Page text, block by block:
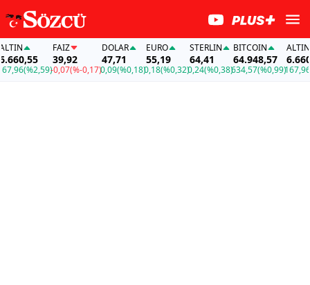
(%2,59)
FAİZ
39,92
-0,07(%-0,17)
DOLAR
47,71
0,09(%0,18)
EURO
55,19
0,18(%0,32)
STERLIN
64,41
0,24(%0,38)
BITCOIN
64.948,57
634,57(%0,99)
ALTIN
167,96